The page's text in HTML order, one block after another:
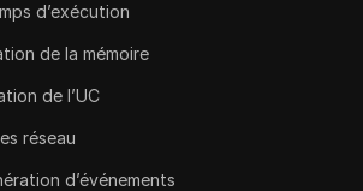
d’exécution
de la mémoire
de l’UC
réseau
d’événements